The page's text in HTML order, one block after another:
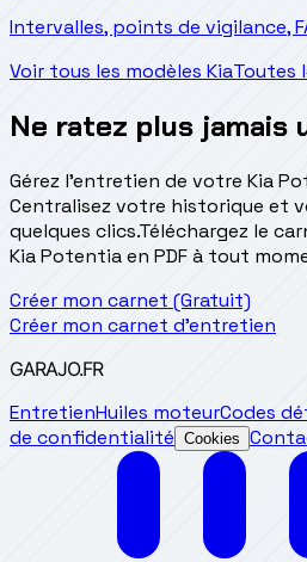
Intervalles, points de vigilance,
Voir tous les modèles KiaToutes
Ne ratez plus jamais
Gérez l'entretien de votre Kia
Centralisez votre historique et
quelques clics.Téléchargez le
Kia Potentia en PDF à tout
Créer mon carnet (Gratuit)
Créer mon carnet d'entretien
GARAJO.FR
EntretienHuiles moteurCodes
de confidentialité Cookies